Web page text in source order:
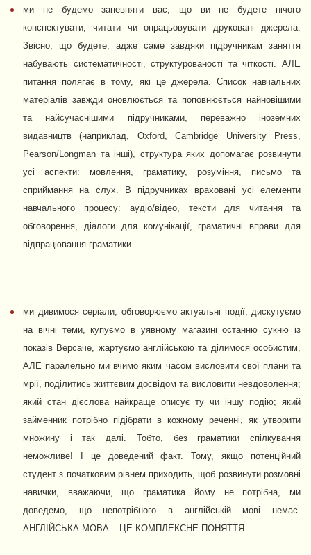
ми не будемо запевняти вас, що ви не будете нічого
конспектувати, читати чи опрацьовувати друковані джерела.
Звісно, що будете, адже саме завдяки підручникам заняття
набувають систематичності, структурованості та чіткості. АЛЕ
питання полягає в тому, які це джерела. Список навчальних
матеріалів завжди оновлюється та поповнюється найновішими
та найсучаснішими підручниками, переважно іноземних
видавництв (наприклад, Oxford, Cambridge University Press,
Pearson/Longman та інші), структура яких допомагає розвинути
усі аспекти: мовлення, граматику, розуміння, письмо та
сприймання на слух. В підручниках враховані усі елементи
навчального процесу: аудіо/відео, тексти для читання та
обговорення, діалоги для комунікації, граматичні вправи для
відпрацювання граматики.
ми дивимося серіали, обговорюємо актуальні події, дискутуємо
на вічні теми, купуємо в уявному магазині останню сукню із
показів Версаче, жартуємо англійською та ділимося особистим,
АЛЕ паралельно ми вчимо яким часом висловити свої плани та
мрії, поділитись життєвим досвідом та висловити невдоволення;
який стан дієслова найкраще описує ту чи іншу подію; який
займенник потрібно підібрати в кожному реченні, як утворити
множину і так далі. Тобто, без граматики спілкування
неможливе! І це доведений факт. Тому, якщо потенційний
студент з початковим рівнем приходить, щоб розвинути розмовні
навички, вважаючи, що граматика йому не потрібна, ми
доведемо, що непотрібного в англійській мові немає.
АНГЛІЙСЬКА МОВА – ЦЕ КОМПЛЕКСНЕ ПОНЯТТЯ.